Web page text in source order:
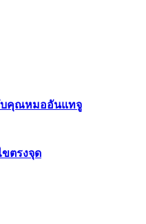
บคุณหมออันแทจู
ตรงจุด